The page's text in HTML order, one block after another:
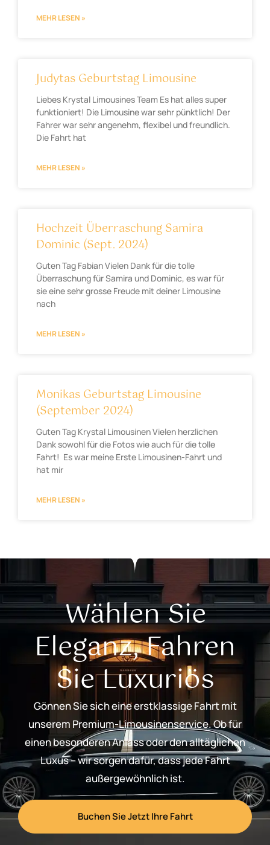
MEHR LESEN »
Judytas Geburtstag Limousine
Liebes Krystal Limousines Team Es hat alles super
funktioniert! Die Limousine war sehr pünktlich! Der
Fahrer war sehr angenehm, flexibel und freundlich.
Die Fahrt hat
MEHR LESEN »
Hochzeit Überraschung Samira
Dominic (Sept. 2024)
Guten Tag Fabian Vielen Dank für die tolle
Überraschung für Samira und Dominic, es war für
sie eine sehr grosse Freude mit deiner Limousine
nach
MEHR LESEN »
Monikas Geburtstag Limousine
(September 2024)
Guten Tag Krystal Limousinen Vielen herzlichen
Dank sowohl für die Fotos wie auch für die tolle
Fahrt! Es war meine Erste Limousinen-Fahrt und
hat mir
MEHR LESEN »
Wählen Sie
Eleganz, Fahren
Sie Luxuriös
Gönnen Sie sich eine erstklassige Fahrt mit
unserem Premium-Limousinenservice. Ob für
einen besonderen Anlass oder den alltäglichen
Luxus – wir sorgen dafür, dass jede Fahrt
außergewöhnlich ist.
Buchen Sie Jetzt Ihre Fahrt